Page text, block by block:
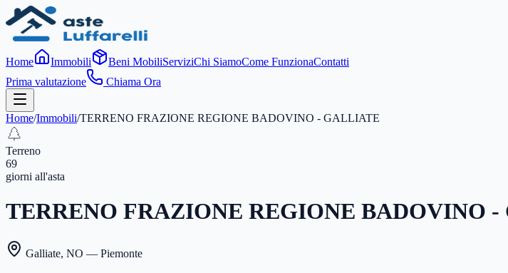
Home Immobili Beni MobiliServiziChi SiamoCome FunzionaContatti
Prima valutazione
Chiama Ora
Home/Immobili/TERRENO FRAZIONE REGIONE BADOVINO - GALLIATE
Terreno
69
giorni all'asta
TERRENO FRAZIONE REGIONE BADOVINO
Galliate, NO — Piemonte